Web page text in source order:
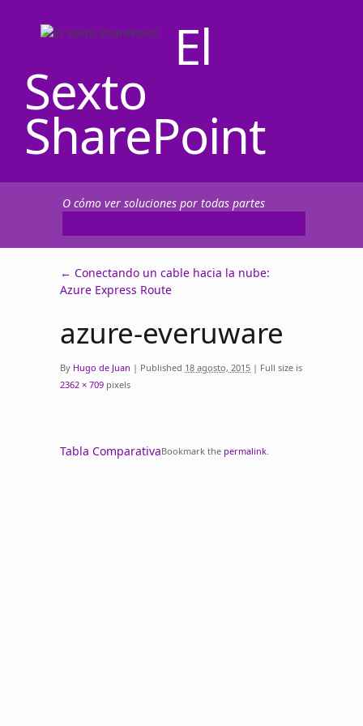
El
Sexto
SharePoint
O cómo ver soluciones por todas partes
← Conectando un cable hacia la nube:
Azure Express Route
azure-everuware
By Hugo de Juan | Published 18 agosto, 2015 | Full size is
2362 × 709 pixels
Tabla ComparativaBookmark the permalink